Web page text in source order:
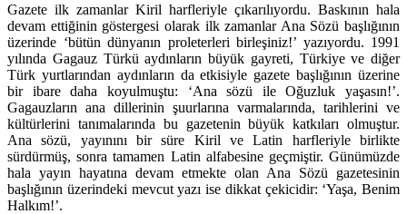
Gazete ilk zamanlar Kiril harfleriyle çıkarılıyordu. Baskının hala
devam ettiğinin göstergesi olarak ilk zamanlar Ana Sözü başlığının
üzerinde ‘bütün dünyanın proleterleri birleşiniz!’ yazıyordu. 1991
yılında Gagauz Türkü aydınların büyük gayreti, Türkiye ve diğer
Türk yurtlarından aydınların da etkisiyle gazete başlığının üzerine
bir ibare daha koyulmuştu: ‘Ana sözü ile Oğuzluk yaşasın!’.
Gagauzların ana dillerinin şuurlarına varmalarında, tarihlerini ve
kültürlerini tanımalarında bu gazetenin büyük katkıları olmuştur.
Ana sözü, yayınını bir süre Kiril ve Latin harfleriyle birlikte
sürdürmüş, sonra tamamen Latin alfabesine geçmiştir. Günümüzde
hala yayın hayatına devam etmekte olan Ana Sözü gazetesinin
başlığının üzerindeki mevcut yazı ise dikkat çekicidir: ‘Yaşa, Benim
Halkım!’.